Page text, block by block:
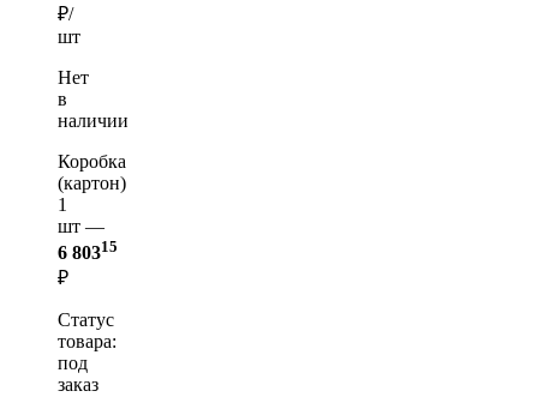
₽/
шт
Нет
в
наличии
Коробка
(картон)
1
шт —
6 80315
₽
Статус
товара:
под
заказ